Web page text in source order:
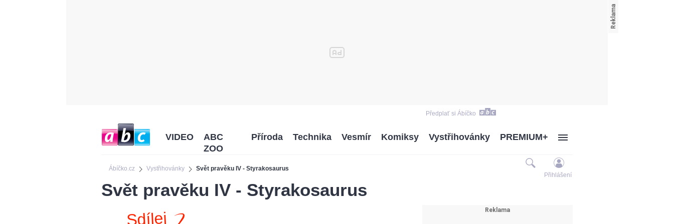
Předplať si Ábíčko
Ábíčko.cz Vystřihovánky Svět pravěku IV - Styrakosaurus
VIDEO
ABC
ZOO
Příroda Technika Vesmír Komiksy Vystřihovánky PREMIUM+
Přihlášení
Svět pravěku IV - Styrakosaurus
Sdílej